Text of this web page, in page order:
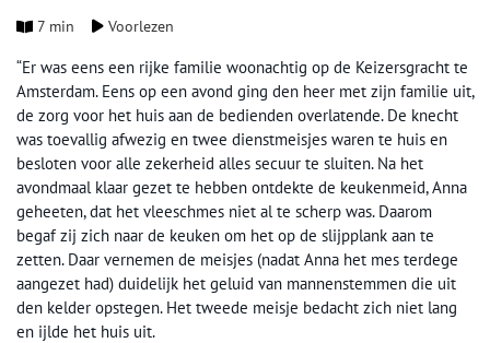
7 min Voorlezen
“Er was eens een rijke familie woonachtig op de Keizersgracht te
Amsterdam. Eens op een avond ging den heer met zijn familie uit,
de zorg voor het huis aan de bedienden overlatende. De knecht
was toevallig afwezig en twee dienstmeisjes waren te huis en
besloten voor alle zekerheid alles secuur te sluiten. Na het
avondmaal klaar gezet te hebben ontdekte de keukenmeid, Anna
geheeten, dat het vleeschmes niet al te scherp was. Daarom
begaf zij zich naar de keuken om het op de slijpplank aan te
zetten. Daar vernemen de meisjes (nadat Anna het mes terdege
aangezet had) duidelijk het geluid van mannenstemmen die uit
den kelder opstegen. Het tweede meisje bedacht zich niet lang
en ijlde het huis uit.